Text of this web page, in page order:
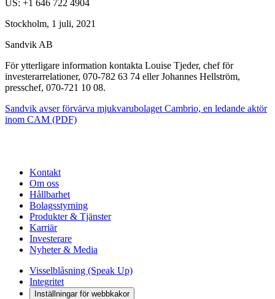
US: +1 646 722 4904
Stockholm, 1 juli, 2021
Sandvik AB
För ytterligare information kontakta Louise Tjeder, chef för
investerarrelationer, 070-782 63 74 eller Johannes Hellström,
presschef, 070-721 10 08.
Sandvik avser förvärva mjukvarubolaget Cambrio, en ledande aktör
inom CAM (PDF)
Kontakt
Om oss
Hållbarhet
Bolagsstyrning
Produkter & Tjänster
Karriär
Investerare
Nyheter & Media
Visselblåsning (Speak Up)
Integritet
Inställningar för webbkakor